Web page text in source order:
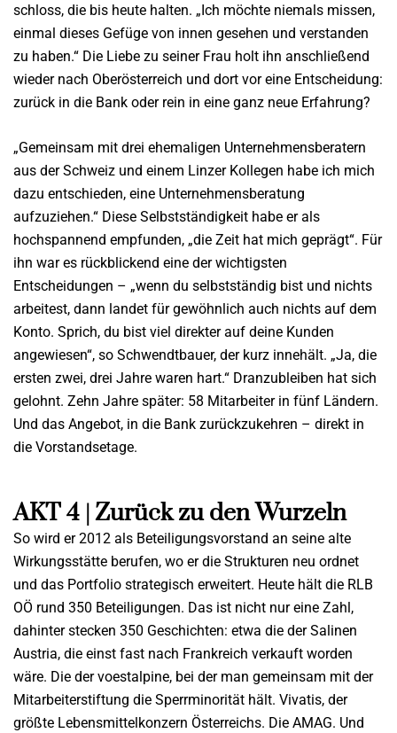
schloss, die bis heute halten. „Ich möchte niemals missen,
einmal dieses Gefüge von innen gesehen und verstanden
zu haben.“ Die Liebe zu seiner Frau holt ihn anschließend
wieder nach Oberösterreich und dort vor eine Entscheidung:
zurück in die Bank oder rein in eine ganz neue Erfahrung?
„Gemeinsam mit drei ehemaligen Unternehmensberatern
aus der Schweiz und einem Linzer Kollegen habe ich mich
dazu entschieden, eine Unternehmensberatung
aufzuziehen.“ Diese Selbstständigkeit habe er als
hochspannend empfunden, „die Zeit hat mich geprägt“. Für
ihn war es rückblickend eine der wichtigsten
Entscheidungen – „wenn du selbstständig bist und nichts
arbeitest, dann landet für gewöhnlich auch nichts auf dem
Konto. Sprich, du bist viel direkter auf deine Kunden
angewiesen“, so Schwendtbauer, der kurz innehält. „Ja, die
ersten zwei, drei Jahre waren hart.“ Dranzubleiben hat sich
gelohnt. Zehn Jahre später: 58 Mitarbeiter in fünf Ländern.
Und das Angebot, in die Bank zurückzukehren – direkt in
die Vorstandsetage.
AKT 4 | Zurück zu den Wurzeln
So wird er 2012 als Beteiligungsvorstand an seine alte
Wirkungsstätte berufen, wo er die Strukturen neu ordnet
und das Portfolio strategisch erweitert. Heute hält die RLB
OÖ rund 350 Beteiligungen. Das ist nicht nur eine Zahl,
dahinter stecken 350 Geschichten: etwa die der Salinen
Austria, die einst fast nach Frankreich verkauft worden
wäre. Die der voestalpine, bei der man gemeinsam mit der
Mitarbeiterstiftung die Sperrminorität hält. Vivatis, der
größte Lebensmittelkonzern Österreichs. Die AMAG. Und